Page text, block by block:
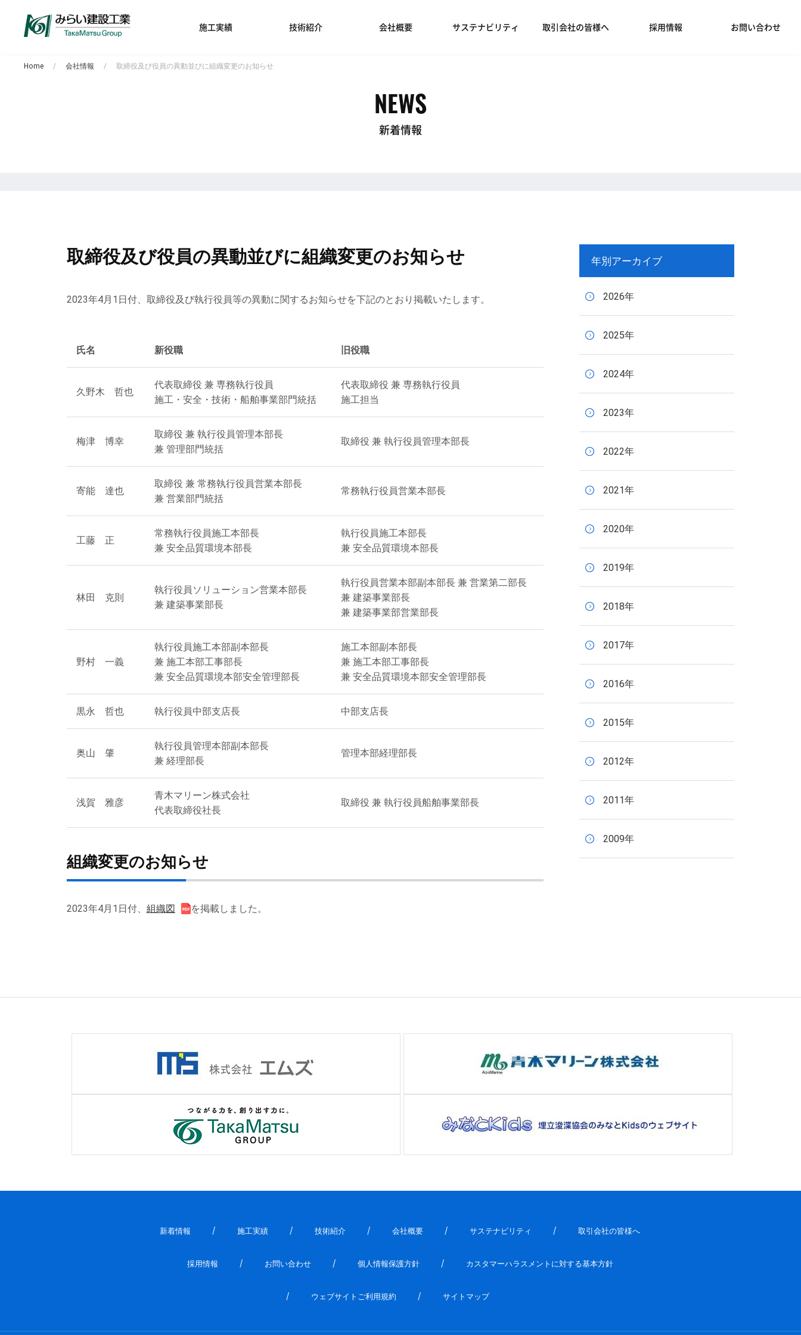
施工実績 技術紹介 会社概要 サステナビリティ 取引会社の皆様へ 採用情報 お問い合わせ
Home 会社情報 取締役及び役員の異動並びに組織変更のお知らせ
NEWS
新着情報
取締役及び役員の異動並びに組織変更のお知らせ
2023年4月1日付、取締役及び執行役員等の異動に関するお知らせを下記のとおり掲載いたします。
氏名 新役職 旧役職
久野木 哲也
代表取締役 兼 専務執行役員
施工・安全・技術・船舶事業部門統括
代表取締役 兼 専務執行役員
施工担当
梅津 博幸
取締役 兼 執行役員管理本部長
兼 管理部門統括
取締役 兼 執行役員管理本部長
寄能 達也
取締役 兼 常務執行役員営業本部長
兼 営業部門統括
常務執行役員営業本部長
工藤 正
常務執行役員施工本部長
兼 安全品質環境本部長
執行役員施工本部長
兼 安全品質環境本部長
林田 克則
執行役員ソリューション営業本部長
兼 建築事業部長
執行役員営業本部副本部長 兼 営業第二部長
兼 建築事業部長
兼 建築事業部営業部長
野村 一義
執行役員施工本部副本部長
兼 施工本部工事部長
兼 安全品質環境本部安全管理部長
施工本部副本部長
兼 施工本部工事部長
兼 安全品質環境本部安全管理部長
黒永 哲也 執行役員中部支店長 中部支店長
奥山 肇
執行役員管理本部副本部長
兼 経理部長
管理本部経理部長
浅賀 雅彦
青木マリーン株式会社
代表取締役社長
取締役 兼 執行役員船舶事業部長
組織変更のお知らせ
2023年4月1日付、 組織図 を掲載しました。
年別アーカイブ
2026年
2025年
2024年
2023年
2022年
2021年
2020年
2019年
2018年
2017年
2016年
2015年
2012年
2011年
2009年
新着情報 施工実績 技術紹介 会社概要 サステナビリティ 取引会社の皆様へ
採用情報 お問い合わせ 個人情報保護方針 カスタマーハラスメントに対する基本方針
ウェブサイトご利用規約 サイトマップ